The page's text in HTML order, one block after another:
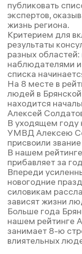
публиковать
экспертов,
жизнь региона.
Критерием для
результаты
разных
наблюдателями
списка
На 8 месте в
людей в
находится
Алексей
В уходящем году
УМВД Алексею
присвоили
В нашем
прибавляет за
Впереди
новогодние
силовикам
зависят жизни
Больше года
нашем рейтинге
занимает 8-ю
влиятельных